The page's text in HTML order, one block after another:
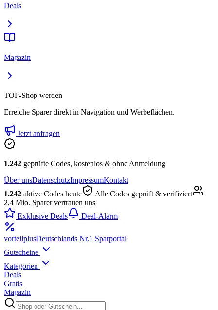
Deals
Magazin
TOP-Shop werden
Erreiche Sparer direkt in Navigation und Werbeflächen.
Jetzt anfragen
1.242 geprüfte Codes, kostenlos & ohne Anmeldung
Über unsDatenschutzImpressumKontakt
1.242 aktive Codes heute
Alle Codes geprüft & verifiziert
2,4 Mio. Sparer vertrauen uns
Exklusive Deals
Deal-Alarm
vorteilplusDeutschlands Nr.1 Sparportal
Gutscheine
Kategorien
Deals
Gratis
Magazin